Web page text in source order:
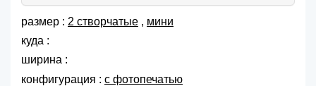
размер : 2 створчатые , мини
куда :
ширина :
конфигурация : с фотопечатью